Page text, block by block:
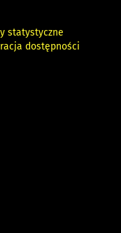
statystyczne
dostępności